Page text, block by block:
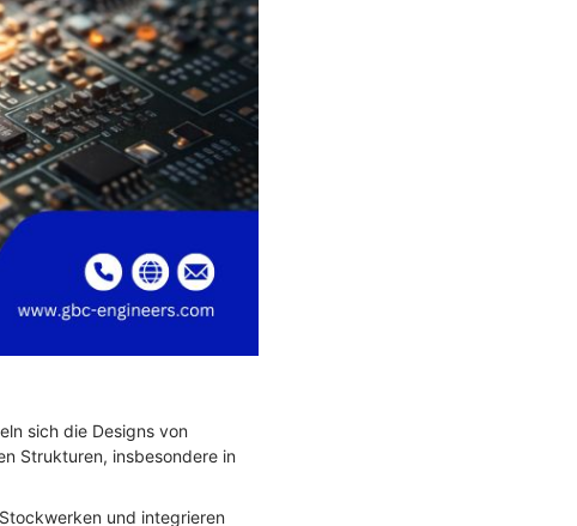
sich die Designs von
Strukturen, insbesondere in
und integrieren